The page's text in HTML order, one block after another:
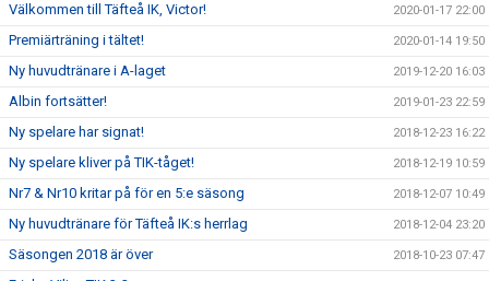
Välkommen till Täfteå IK, Victor! 2020-01-17 22:00
Premiärträning i tältet! 2020-01-14 19:50
Ny huvudtränare i A-laget 2019-12-20 16:03
Albin fortsätter! 2019-01-23 22:59
Ny spelare har signat! 2018-12-23 16:22
Ny spelare kliver på TIK-tåget! 2018-12-19 10:59
Nr7 & Nr10 kritar på för en 5:e säsong 2018-12-07 10:49
Ny huvudtränare för Täfteå IK:s herrlag 2018-12-04 23:20
Säsongen 2018 är över 2018-10-23 07:47